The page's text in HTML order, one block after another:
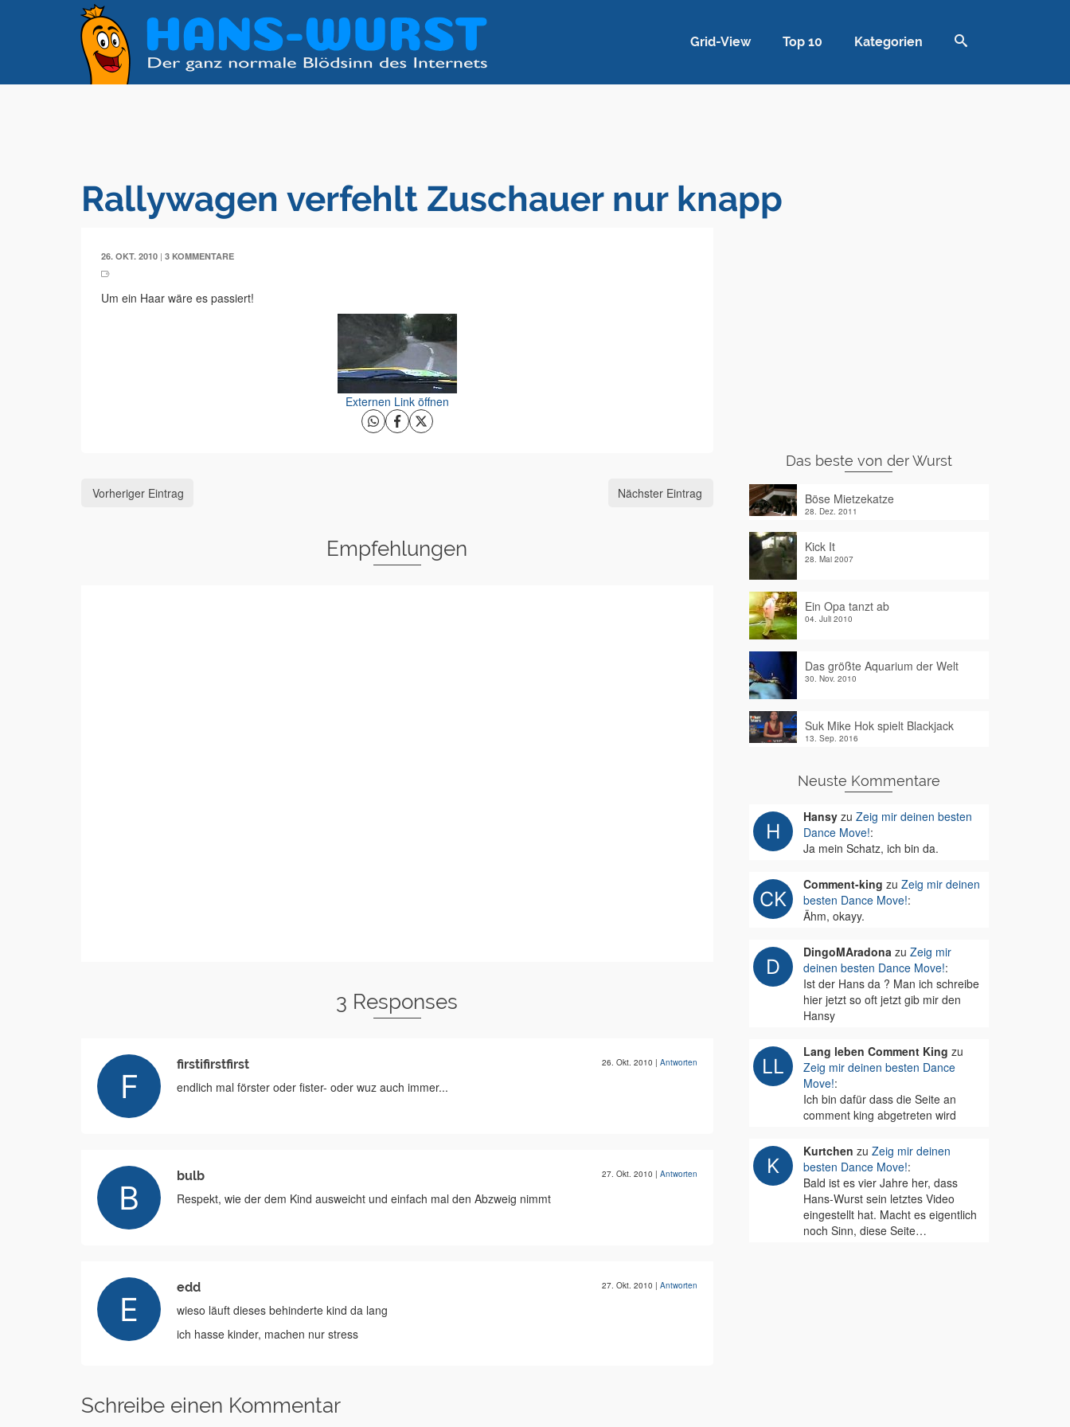
Grid-View Top 10 Kategorien
Rallywagen verfehlt Zuschauer nur knapp
26. OKT. 2010 | 3 KOMMENTARE
Um ein Haar wäre es passiert!
Externen Link öffnen
Vorheriger Eintrag Nächster Eintrag
Empfehlungen
3 Responses
firstifirstfirst 26. Okt. 2010 | Antworten
endlich mal förster oder fister- oder wuz auch immer...
bulb 27. Okt. 2010 | Antworten
Respekt, wie der dem Kind ausweicht und einfach mal den Abzweig nimmt
edd 27. Okt. 2010 | Antworten
wieso läuft dieses behinderte kind da lang
ich hasse kinder, machen nur stress
Schreibe einen Kommentar
Das beste von der Wurst
Böse Mietzekatze
28. Dez. 2011
Kick It
28. Mai 2007
Ein Opa tanzt ab
04. Juli 2010
Das größte Aquarium der Welt
30. Nov. 2010
Suk Mike Hok spielt Blackjack
13. Sep. 2016
Neuste Kommentare
Hansyzu Zeig mir deinen besten
Dance Move!:
Ja mein Schatz, ich bin da.
Comment-king zu Zeig mir deinen
besten Dance Move!:
Ähm, okayy.
DingoMAradonazu Zeig mir
deinen besten Dance Move!:
Ist der Hans da ? Man ich schreibe
hier jetzt so oft jetzt gib mir den
Hansy
Lang leben Comment King zu
Zeig mir deinen besten Dance
Move!:
Ich bin dafür dass die Seite an
comment king abgetreten wird
Kurtchen zu Zeig mir deinen
besten Dance Move!:
Bald ist es vier Jahre her, dass
Hans-Wurst sein letztes Video
eingestellt hat. Macht es eigentlich
noch Sinn, diese Seite…